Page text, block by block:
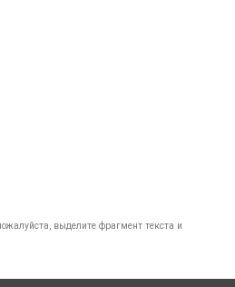
выделите фрагмент текста и